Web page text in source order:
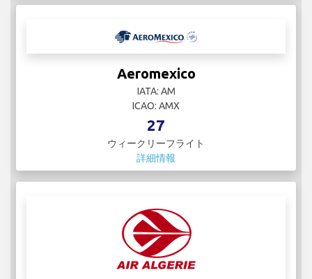
Aeromexico
IATA: AM
ICAO: AMX
27
ウィークリーフライト
詳細情報